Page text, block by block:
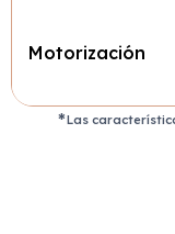
Motorización
Las